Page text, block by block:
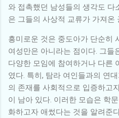
와 접촉했던 남성들의 생각도 다
은 그들의 사상적 교류가 가져온
흥미로운 것은 중도아가 단순히
여성만은 아니라는 점이다. 그들
다양한 모임에 참여하거나 다른
였다. 특히, 탐라 여인들과의 연
의 존재를 사회적으로 입증하고
이 남아 있다. 이러한 모습은 학
화하고자 애썼다는 것을 알려준